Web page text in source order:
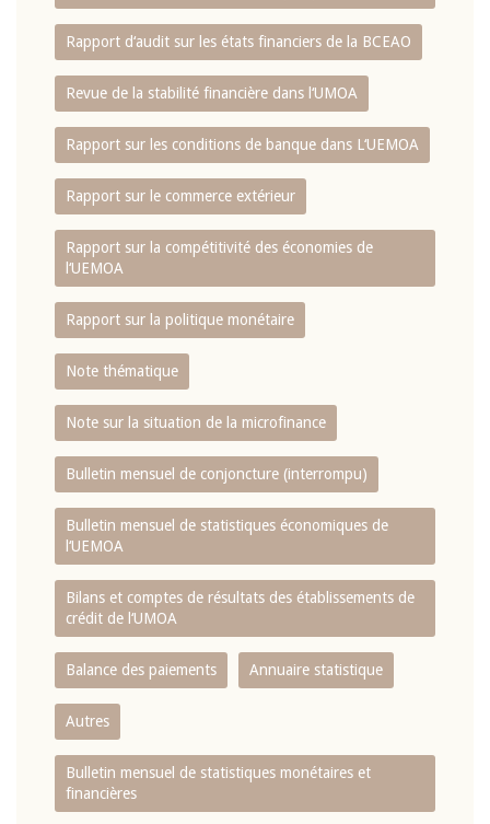
Rapport d‘audit sur les états financiers de la BCEAO
Revue de la stabilité financière dans l‘UMOA
Rapport sur les conditions de banque dans L‘UEMOA
Rapport sur le commerce extérieur
Rapport sur la compétitivité des économies de
l‘UEMOA
Rapport sur la politique monétaire
Note thématique
Note sur la situation de la microfinance
Bulletin mensuel de conjoncture (interrompu)
Bulletin mensuel de statistiques économiques de
l‘UEMOA
Bilans et comptes de résultats des établissements de
crédit de l‘UMOA
Balance des paiements Annuaire statistique
Autres
Bulletin mensuel de statistiques monétaires et
financières